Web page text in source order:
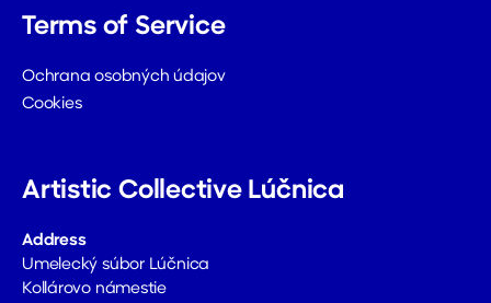
Terms of Service
Ochrana osobných údajov
Cookies
Artistic Collective Lúčnica
Address
Umelecký súbor Lúčnica
Kollárovo námestie